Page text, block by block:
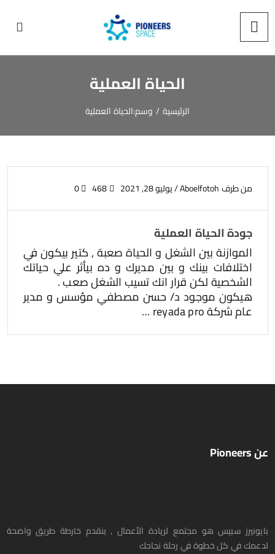
الحياة العملية
الرئيسية / وسم:الحياة العملية
من طرفAboelfotoh
/يوليو 28, 2021
جودة الحياة العملية
الموازنة بين الشغل و الحياة صعبة , كتير بيكون في
اختلافات بينك و بين مديرك و ده بيأثر علي حياتك
الشخصية لكن قرار انك تسيب الشغل صعب .
هيكون موجود د/ حسن مصطفي مؤسس و مدير
عام شركة reyada pro …
عن Pioneers
بايونيرز سبيس هو مجتمع لريادة الأعمال , بنقدم خارطة طريق واضحة
لدعمك في كل خطوة في رحلة نجاحك